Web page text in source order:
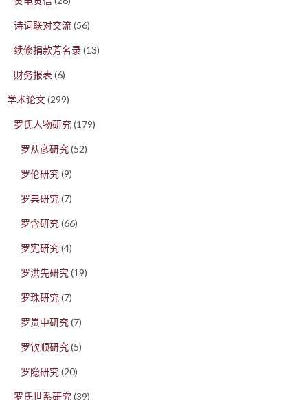
诗词联对交流(56)
续修捐款芳名录(13)
财务报表 (6)
学术论文(299)
罗氏人物研究(179)
罗从彦研究(52)
罗伦研究(9)
罗典研究(7)
罗含研究(66)
罗宪研究(4)
罗洪先研究(19)
罗珠研究(7)
罗贯中研究(7)
罗钦顺研究(5)
罗隐研究(20)
罗氏世系研究(39)